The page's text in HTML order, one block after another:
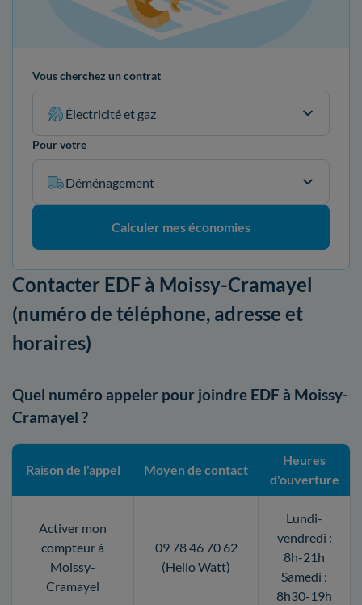
Vous cherchez un contrat
Électricité et gaz
Pour votre
Déménagement
Calculer mes économies
Contacter EDF à Moissy-Cramayel
(numéro de téléphone, adresse et
horaires)
Quel numéro appeler pour joindre EDF à Moissy-
Cramayel ?
Raison de l'appel Moyen de contact
Heures
d'ouverture
Activer mon
compteur à
Moissy-
Cramayel
09 78 46 70 62
(Hello Watt)
Lundi-
vendredi :
8h-21h
Samedi :
8h30-19h